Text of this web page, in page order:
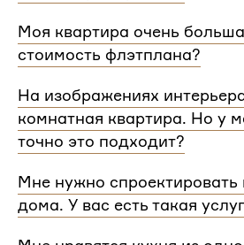
согласуем с вами
расстановку мебели и важные
дизайнером Flatplan
Моя квартира очень
стоимость флэтплана?
площади. Однако если у вас
или квартира, нужно будет
каждого этажа.
На изображениях
комнатная квартира. Но у
точно это подходит?
и учитываем все детали. Любой
на нашем сайте может быть
Мне нужно спроектировать
дома. У вас есть такая